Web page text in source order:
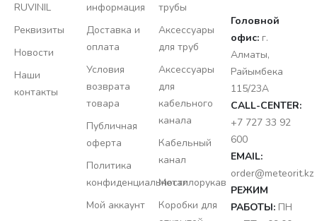
RUVINIL
Реквизиты
Новости
Наши
контакты
информация
Доставка и
оплата
Условия
возврата
товара
Публичная
оферта
Политика
конфиденциальности
Мой аккаунт
трубы
Аксессуары
для труб
Аксессуары
для
кабельного
канала
Кабельный
канал
Металлорукав
Коробки для
Головной
офис: г.
Алматы,
Райымбека
115/23A
CALL-CENTER:
+7 727 33 92
600
EMAIL:
order@meteorit.kz
РЕЖИМ
РАБОТЫ: ПН